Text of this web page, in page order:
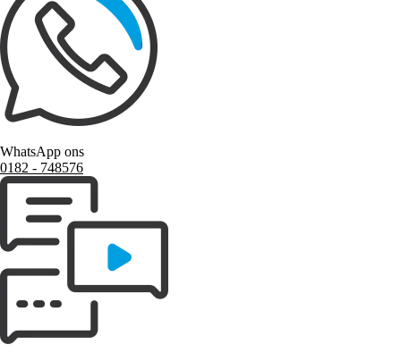
WhatsApp ons
0182 ‑ 748576